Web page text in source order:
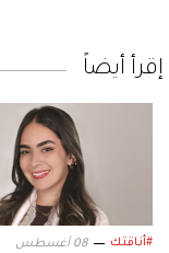
إقرأ أيضاً
#أناقتك 08 أغسطس